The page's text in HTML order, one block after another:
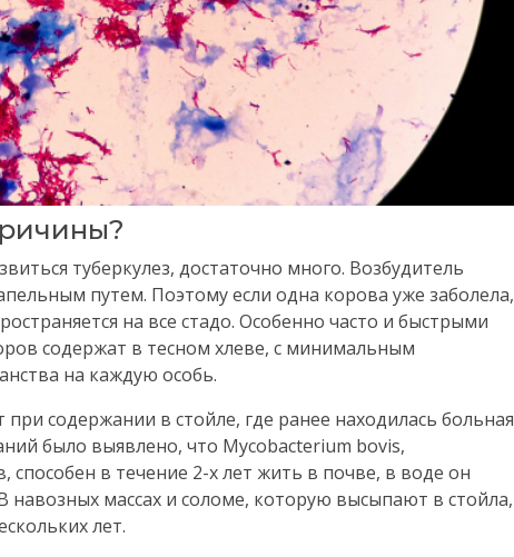
туберкулез, достаточно много. Возбудитель
путем. Поэтому если одна корова уже заболела,
на все стадо. Особенно часто и быстрыми
содержат в тесном хлеве, с минимальным
на каждую особь.
содержании в стойле, где ранее находилась больная
было выявлено, что Мycobacterium bovis,
способен в течение 2-х лет жить в почве, в воде он
навозных массах и соломе, которую высыпают в стойла,
лет.